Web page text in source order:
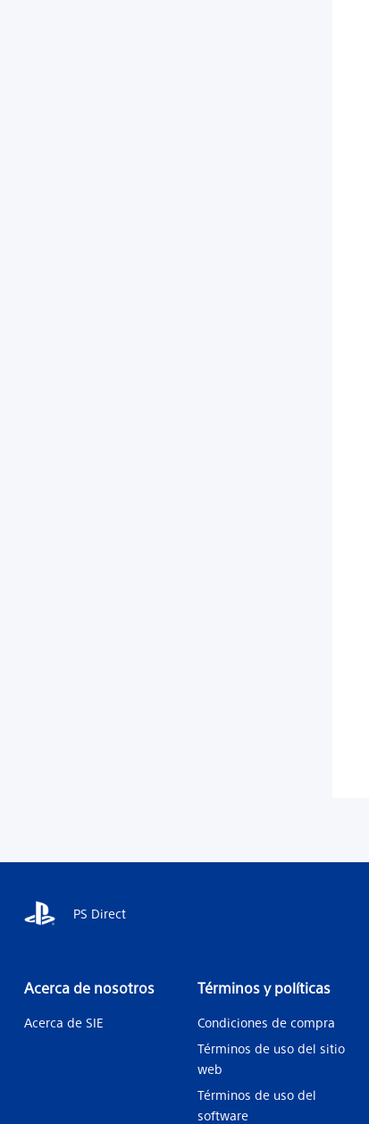
PS Direct
Acerca de nosotros
Acerca de SIE
Términos y políticas
Condiciones de compra
Términos de uso del sitio
web
Términos de uso del
software